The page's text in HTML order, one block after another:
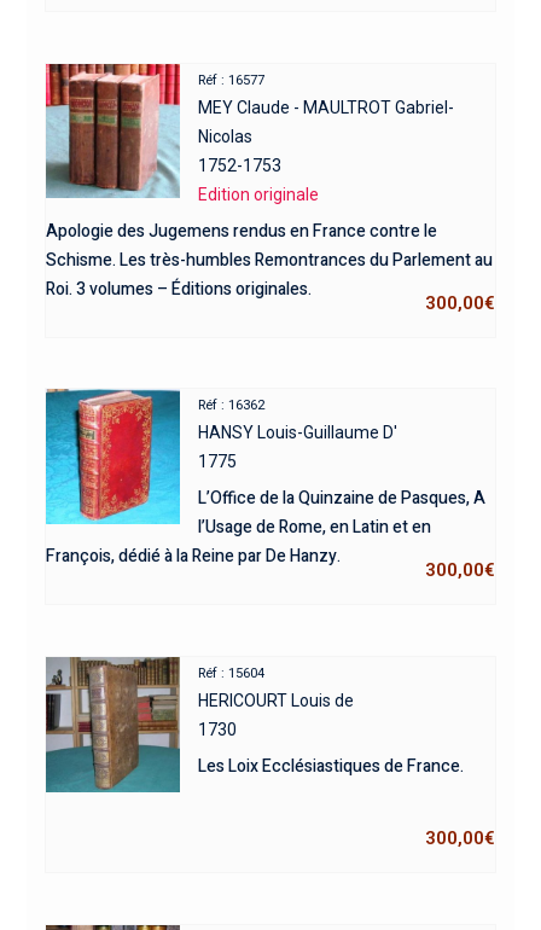
Réf : 16577
MEY Claude - MAULTROT Gabriel-
Nicolas
1752-1753
Edition originale
Apologie des Jugemens rendus en France contre le
Schisme. Les très-humbles Remontrances du Parlement au
Roi. 3 volumes – Éditions originales.
300,00€
Réf : 16362
HANSY Louis-Guillaume D'
1775
L’Office de la Quinzaine de Pasques, A
l’Usage de Rome, en Latin et en
François, dédié à la Reine par De Hanzy.
300,00€
Réf : 15604
HERICOURT Louis de
1730
Les Loix Ecclésiastiques de France.
300,00€